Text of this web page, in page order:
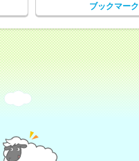
ブックマーク